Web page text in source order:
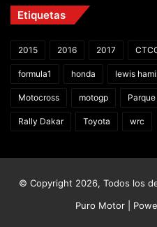
Etiquetas
2015 2016 2017
formula1 honda lewis
Motocross motogp
Rally Dakar Toyota wrc
© Copyright 2026, Todos los
Puro Motor |